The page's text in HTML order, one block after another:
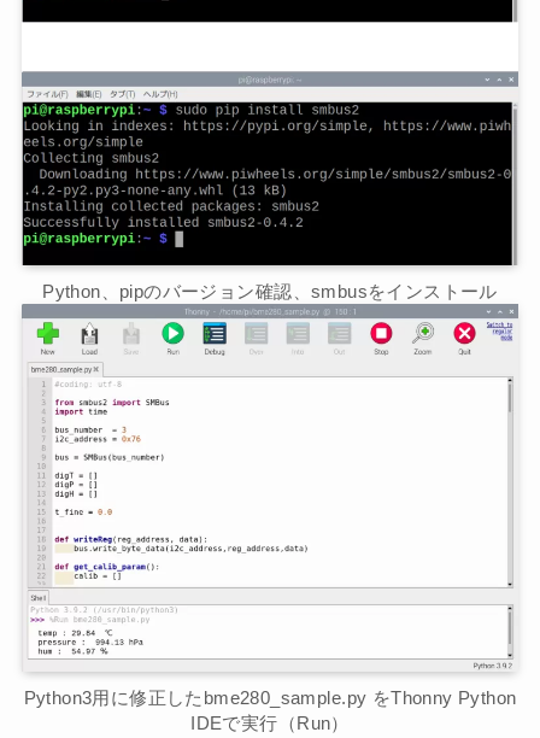
Python、pipのバージョン確認、smbusをインストール
Python3用に修正したbme280_sample.py をThonny Python
IDEで実行（Run）